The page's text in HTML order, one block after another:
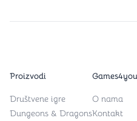
Proizvodi
Društvene igre
Dungeons & Dragons
Games4you
O nama
Kontakt